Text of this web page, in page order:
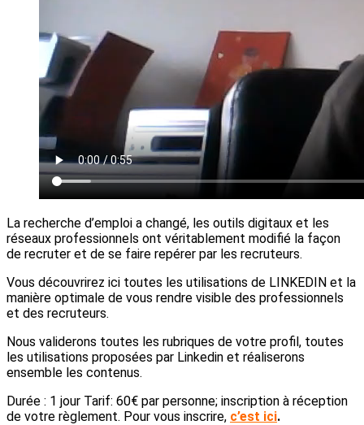
La recherche d’emploi a changé, les outils digitaux et les
réseaux professionnels ont véritablement modifié la façon
de recruter et de se faire repérer par les recruteurs.
Vous découvrirez ici toutes les utilisations de LINKEDIN et la
manière optimale de vous rendre visible des professionnels
et des recruteurs.
Nous validerons toutes les rubriques de votre profil, toutes
les utilisations proposées par Linkedin et réaliserons
ensemble les contenus.
Durée : 1 jour Tarif: 60€ par personne; inscription à réception
de votre règlement. Pour vous inscrire, c’est ici.